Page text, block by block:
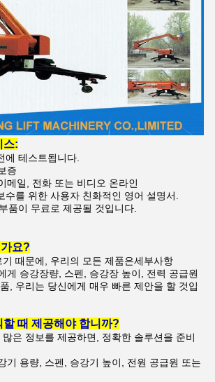
스:
에 테스트됩니다.
증
메일, 전화 또는 비디오 온라인
수를 위한 사용자 친화적인 영어 설명서.
품이 무료로 제공될 것입니다.
요?
때문에, 우리의 모든 제품은세부사항
게 승강장량, 스펜, 승강장 높이, 전력 공급원
, 우리는 당신에게 매우 빠른 제안을 할 것입
때 제공해야 합니까?
은 정보를 제공하면, 정확한 솔루션을 준비
기 용량, 스펜, 승강기 높이, 전원 공급원 또는